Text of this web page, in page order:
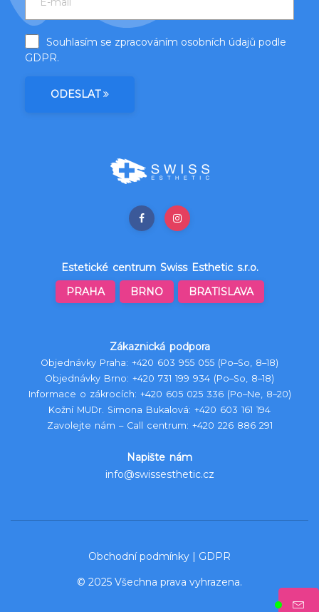
Souhlasím se zpracováním osobních údajů podle
GDPR.
ODESLAT
Estetické centrum Swiss Esthetic s.r.o.
PRAHA
BRNO BRATISLAVA
Zákaznická podpora
Objednávky Praha: +420 603 955 055 (Po–So, 8–18)
Objednávky Brno: +420 731 199 934 (Po–So, 8–18)
Informace o zákrocích: +420 605 025 336(Po–Ne, 8–20)
Kožní MUDr. Simona Bukalová: +420 603 161 194
Zavolejte nám – Call centrum: +420 226 886 291
Napište nám
info@swissesthetic.cz
Obchodní podmínky
GDPR
© 2025 Všechna prava vyhrazena.